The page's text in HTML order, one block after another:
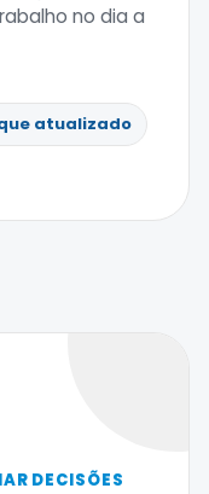
no dia a
atualizado
DECISÕES